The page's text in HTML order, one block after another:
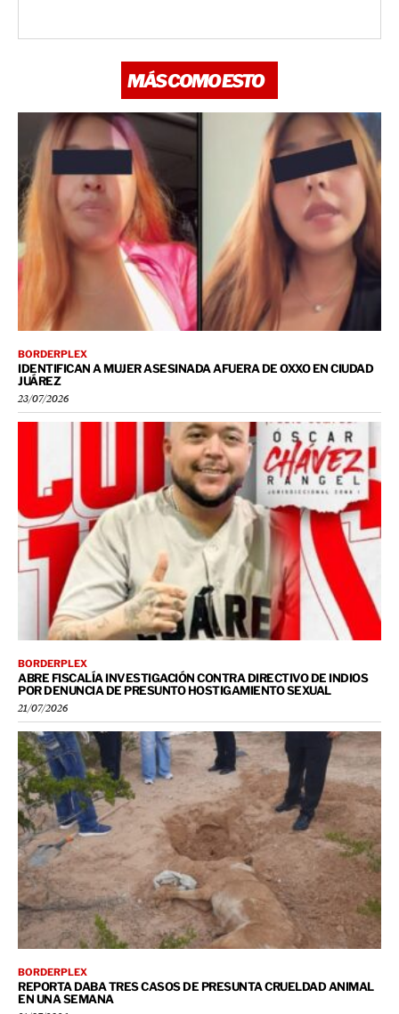
MÁS COMO ESTO
BORDERPLEX
IDENTIFICAN A MUJER ASESINADA AFUERA DE OXXO EN CIUDAD
JUÁREZ
23/07/2026
BORDERPLEX
ABRE FISCALÍA INVESTIGACIÓN CONTRA DIRECTIVO DE INDIOS
POR DENUNCIA DE PRESUNTO HOSTIGAMIENTO SEXUAL
21/07/2026
BORDERPLEX
REPORTA DABA TRES CASOS DE PRESUNTA CRUELDAD ANIMAL
EN UNA SEMANA